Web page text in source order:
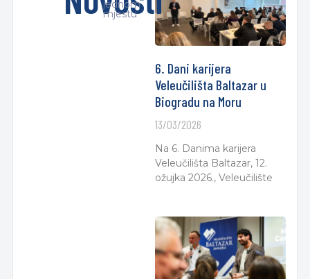
jednom
mjestu
6. Dani karijera
Veleučilišta Baltazar u
Biogradu na Moru
13/03/2026
Na 6. Danima karijera
Veleučilišta Baltazar, 12.
ožujka 2026., Veleučilište